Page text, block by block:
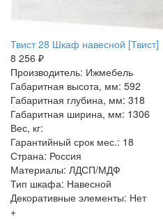
Твист 28 Шкаф навесной [Твист]
8 256 ₽
Производитель: Ижмебель
Габаритная высота, мм: 592
Габаритная глубина, мм: 318
Габаритная ширина, мм: 1306
Вес, кг:
Гарантийный срок мес.: 18
Страна: Россия
Материалы: ЛДСП/МДФ
Тип шкафа: Навесной
Декоративные элементы: Нет
+